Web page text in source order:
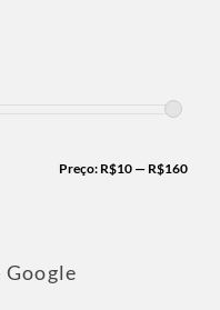
Preço: R$10 — R$160
Google